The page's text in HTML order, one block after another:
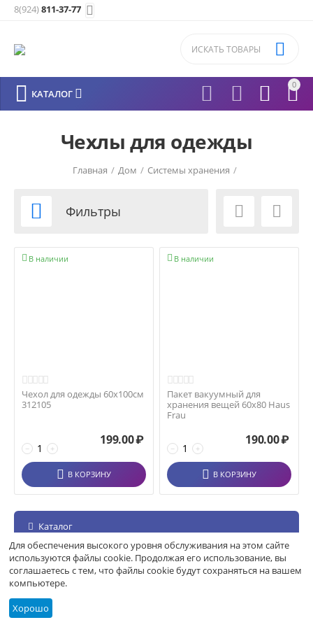
8(924)811-37-77 
0


 

 КАТАЛОГ 
Чехлы для одежды
Главная / Дом / Системы хранения /
 Фильтры  
В наличии

Чехол для одежды 60х100см
312105
+
−
199.00₽
В КОРЗИНУ
В наличии

Пакет вакуумный для
хранения вещей 60х80 Haus
Frau
+
−
190.00₽
В КОРЗИНУ
Каталог
Для обеспечения высокого уровня обслуживания на этом сайте
используются файлы cookie. Продолжая его использование, вы
соглашаетесь с тем, что файлы cookie будут сохраняться на вашем
компьютере.
Хорошо